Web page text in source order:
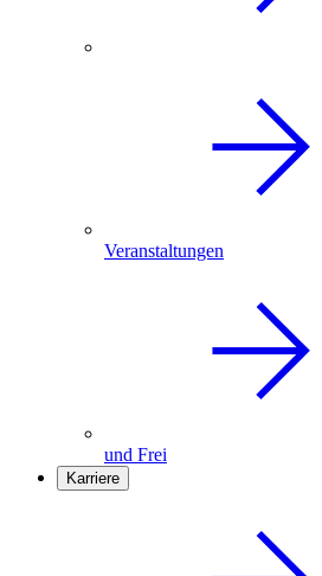
Veranstaltungen
und Frei
Karriere